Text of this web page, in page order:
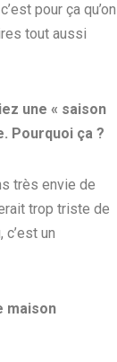
pour ça qu’on
tout aussi
une « saison
Pourquoi ça ?
très envie de
trop triste de
un
maison